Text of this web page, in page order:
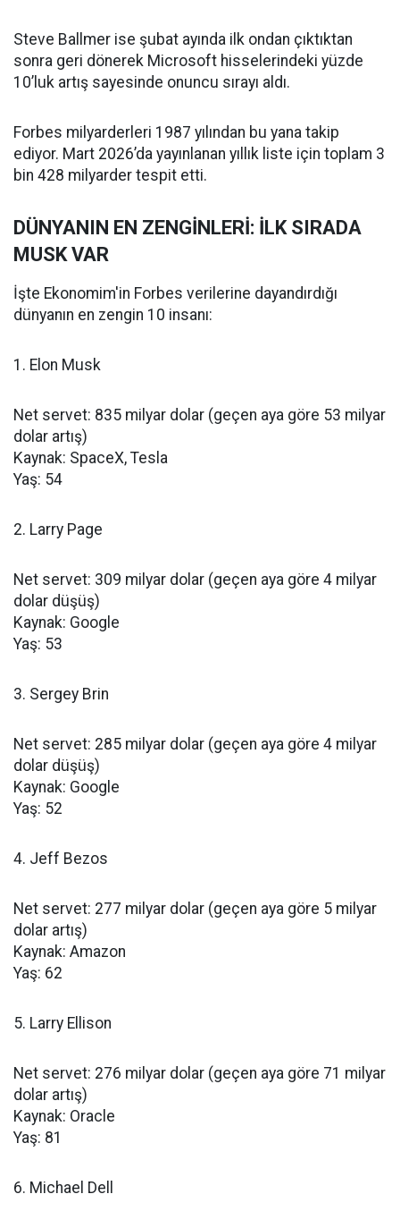
Steve Ballmer ise şubat ayında ilk ondan çıktıktan
sonra geri dönerek Microsoft hisselerindeki yüzde
10’luk artış sayesinde onuncu sırayı aldı.
Forbes milyarderleri 1987 yılından bu yana takip
ediyor. Mart 2026’da yayınlanan yıllık liste için toplam 3
bin 428 milyarder tespit etti.
DÜNYANIN EN ZENGİNLERİ: İLK SIRADA
MUSK VAR
İşte Ekonomim'in Forbes verilerine dayandırdığı
dünyanın en zengin 10 insanı:
1. Elon Musk
Net servet: 835 milyar dolar (geçen aya göre 53 milyar
dolar artış)
Kaynak: SpaceX, Tesla
Yaş: 54
2. Larry Page
Net servet: 309 milyar dolar (geçen aya göre 4 milyar
dolar düşüş)
Kaynak: Google
Yaş: 53
3. Sergey Brin
Net servet: 285 milyar dolar (geçen aya göre 4 milyar
dolar düşüş)
Kaynak: Google
Yaş: 52
4. Jeff Bezos
Net servet: 277 milyar dolar (geçen aya göre 5 milyar
dolar artış)
Kaynak: Amazon
Yaş: 62
5. Larry Ellison
Net servet: 276 milyar dolar (geçen aya göre 71 milyar
dolar artış)
Kaynak: Oracle
Yaş: 81
6. Michael Dell